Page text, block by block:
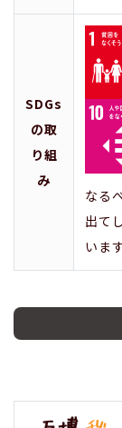
SDGs
の取
り組
み
なる
出て
います